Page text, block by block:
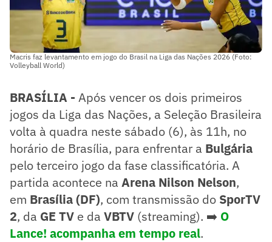
Macris faz levantamento em jogo do Brasil na Liga das Nações 2026 (Foto:
Volleyball World)
BRASÍLIA - Após vencer os dois primeiros
jogos da Liga das Nações, a Seleção Brasileira
volta à quadra neste sábado (6), às 11h, no
horário de Brasília, para enfrentar a Bulgária
pelo terceiro jogo da fase classificatória. A
partida acontece na Arena Nilson Nelson,
em Brasília (DF), com transmissão do SporTV
2, da GE TV e da VBTV (streaming). ➡️ O
Lance! acompanha em tempo real.